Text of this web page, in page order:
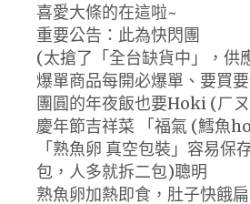
喜愛大條的在這啦~
重要公告：此為快閃團
(太搶了「全台缺貨中」，供
爆單商品每開必爆單、要買要
團圓的年夜飯也要Hoki (ㄏ
慶年節吉祥菜 「福氣 (鱈魚
「熟魚卵 真空包裝」容易保
包，人多就拆二包)聰明
熟魚卵加熱即食，肚子快餓